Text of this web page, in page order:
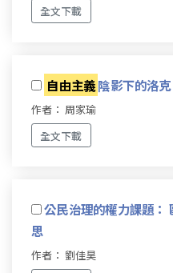
全文下載
自由主義陰影下的洛
作者： 周家瑜
全文下載
公民治理的權力課題：
思
作者： 劉佳昊